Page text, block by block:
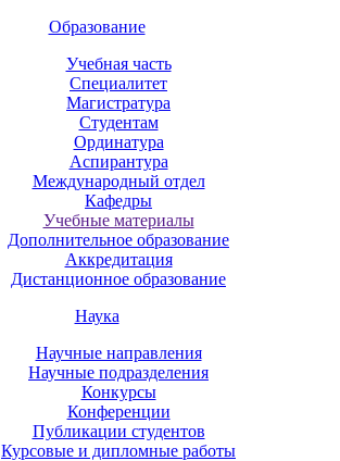
Образование
Учебная часть
Специалитет
Магистратура
Студентам
Ординатура
Аспирантура
Международный отдел
Кафедры
Учебные материалы
Дополнительное образование
Аккредитация
Дистанционное образование
Наука
Научные направления
Научные подразделения
Конкурсы
Конференции
Публикации студентов
Курсовые и дипломные работы